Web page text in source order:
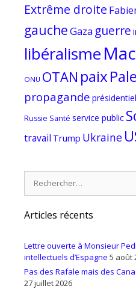
Extrême droite
gaucheGaza guerre
libéralisme
ONU OTAN paix
propagande
Russie Santé service public
travail Trump Ukraine
Articles récents
Lettre ouverte à Monsieur
intellectuels d’Espagne 5 août
Pas des Rafale mais des
27 juillet 2026